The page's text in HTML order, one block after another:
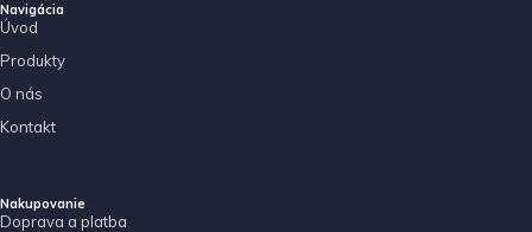
Navigácia
Úvod
Produkty
O nás
Kontakt
Nakupovanie
Doprava a platba